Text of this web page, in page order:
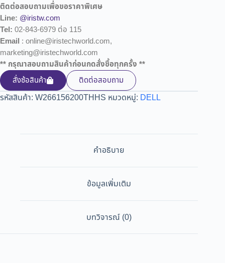
ติดต่อสอบถามเพื่อขอราคาพิเศษ
Line: @iristw.com
Tel: 02-843-6979 ต่อ 115
Email : online@iristechworld.com,
marketing@iristechworld.com
** กรุณาสอบถามสินค้าก่อนกดสั่งซื้อทุกครั้ง **
สั่งซ้อสินค้า
ติดต่อสอบถาม
รหัสสินค้า: W266156200THHS หมวดหมู่: DELL
คำอธิบาย
ข้อมูลเพิ่มเติม
บทวิจารณ์ (0)